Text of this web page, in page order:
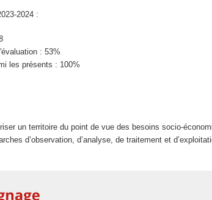
2024 :
: 53%
les présents : 100%
un territoire du point de vue des besoins socio-
d’observation, d’analyse, de traitement et